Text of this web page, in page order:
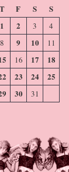
T F S
S
1
2 3
4
8 9 10 11
16 17
18
23 24
25
30 31